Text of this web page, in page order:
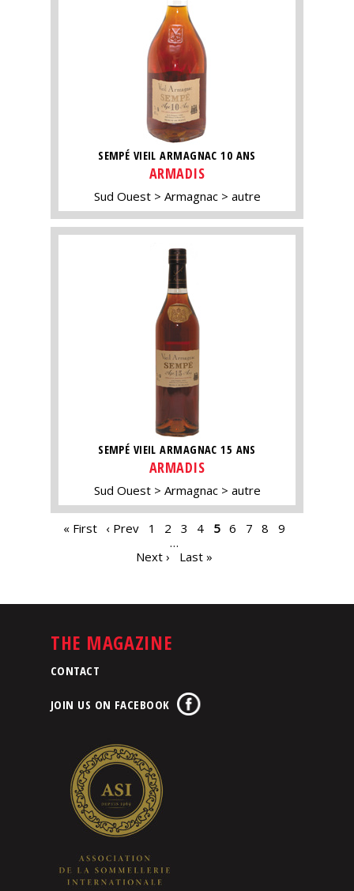
SEMPÉ VIEIL ARMAGNAC 10 ANS
ARMADIS
Sud Ouest Armagnac autre
SEMPÉ VIEIL ARMAGNAC 15 ANS
ARMADIS
Sud Ouest Armagnac autre
PAGES
« First ‹ Prev 1 2 3 4 5 6 7 8
9
…
Next ›
Last »
THE MAGAZINE
CONTACT
JOIN US ON FACEBOOK